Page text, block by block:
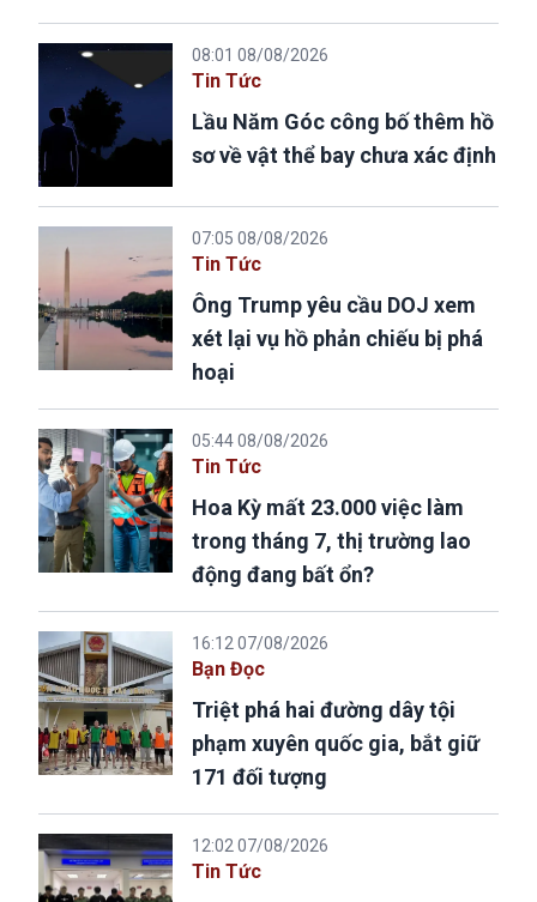
08:01 08/08/2026
Tin Tức
Lầu Năm Góc công bố thêm hồ
sơ về vật thể bay chưa xác định
07:05 08/08/2026
Tin Tức
Ông Trump yêu cầu DOJ xem
xét lại vụ hồ phản chiếu bị phá
hoại
05:44 08/08/2026
Tin Tức
Hoa Kỳ mất 23.000 việc làm
trong tháng 7, thị trường lao
động đang bất ổn?
16:12 07/08/2026
Bạn Đọc
Triệt phá hai đường dây tội
phạm xuyên quốc gia, bắt giữ
171 đối tượng
12:02 07/08/2026
Tin Tức